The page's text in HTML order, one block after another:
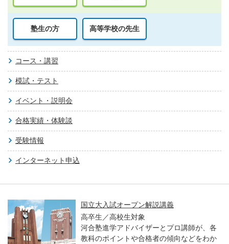
塾生の方 高等学校の先生
コース・講習
模試・テスト
イベント・説明会
合格実績・体験談
受験情報
インターネット申込
国立大入試オープン解説講義
高卒生／高校生対象
河合塾進学アドバイザーとプロ講師が、各
教科のポイントや合格者の傾向などをわか